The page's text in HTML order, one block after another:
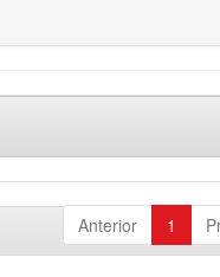
Anterior 1